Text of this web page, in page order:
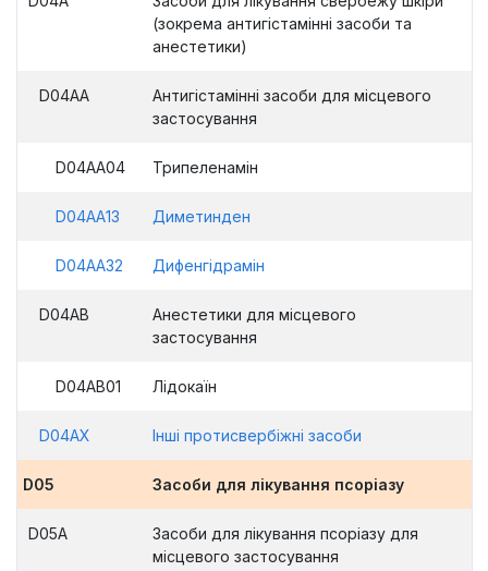
(зокрема антигістамінні засоби та
анестетики)
D04AA
Антигістамінні засоби для місцевого
застосування
D04AA04 Трипеленамін
D04AA13 Диметинден
D04AA32 Дифенгідрамін
D04AB
Анестетики для місцевого
застосування
D04AB01 Лідокаїн
D04AX Інші протисвербіжні засоби
D05 Засоби для лікування псоріазу
D05A
Засоби для лікування псоріазу для
місцевого застосування